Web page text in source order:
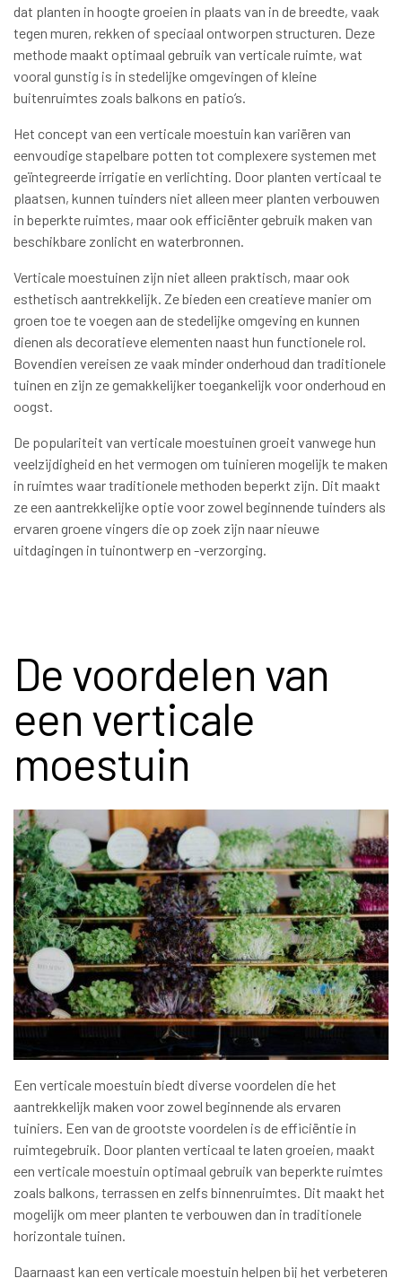
dat planten in hoogte groeien in plaats van in de breedte, vaak
tegen muren, rekken of speciaal ontworpen structuren. Deze
methode maakt optimaal gebruik van verticale ruimte, wat
vooral gunstig is in stedelijke omgevingen of kleine
buitenruimtes zoals balkons en patio’s.
Het concept van een verticale moestuin kan variëren van
eenvoudige stapelbare potten tot complexere systemen met
geïntegreerde irrigatie en verlichting. Door planten verticaal te
plaatsen, kunnen tuinders niet alleen meer planten verbouwen
in beperkte ruimtes, maar ook efficiënter gebruik maken van
beschikbare zonlicht en waterbronnen.
Verticale moestuinen zijn niet alleen praktisch, maar ook
esthetisch aantrekkelijk. Ze bieden een creatieve manier om
groen toe te voegen aan de stedelijke omgeving en kunnen
dienen als decoratieve elementen naast hun functionele rol.
Bovendien vereisen ze vaak minder onderhoud dan traditionele
tuinen en zijn ze gemakkelijker toegankelijk voor onderhoud en
oogst.
De populariteit van verticale moestuinen groeit vanwege hun
veelzijdigheid en het vermogen om tuinieren mogelijk te maken
in ruimtes waar traditionele methoden beperkt zijn. Dit maakt
ze een aantrekkelijke optie voor zowel beginnende tuinders als
ervaren groene vingers die op zoek zijn naar nieuwe
uitdagingen in tuinontwerp en -verzorging.
De voordelen van
een verticale
moestuin
Een verticale moestuin biedt diverse voordelen die het
aantrekkelijk maken voor zowel beginnende als ervaren
tuiniers. Een van de grootste voordelen is de efficiëntie in
ruimtegebruik. Door planten verticaal te laten groeien, maakt
een verticale moestuin optimaal gebruik van beperkte ruimtes
zoals balkons, terrassen en zelfs binnenruimtes. Dit maakt het
mogelijk om meer planten te verbouwen dan in traditionele
horizontale tuinen.
Daarnaast kan een verticale moestuin helpen bij het verbeteren